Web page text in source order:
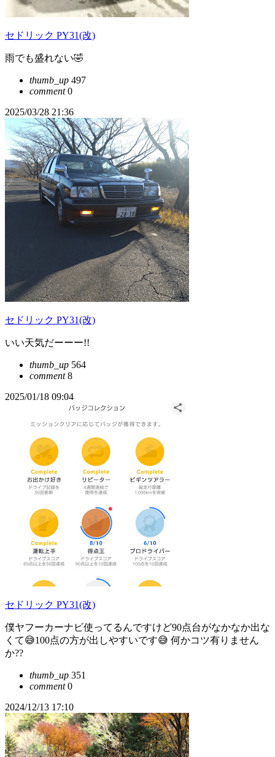
セドリック PY31(改)
雨でも盛れない🤣
thumb_up 497
comment0
2025/03/28 21:36
セドリック PY31(改)
いい天気だーーー!!
thumb_up 564
comment8
2025/01/18 09:04
セドリック PY31(改)
僕ヤフーカーナビ使ってるんですけど90点台がなかなか出な
くて😅100点の方が出しやすいです😅 何かコツ有りません
か??
thumb_up 351
comment0
2024/12/13 17:10